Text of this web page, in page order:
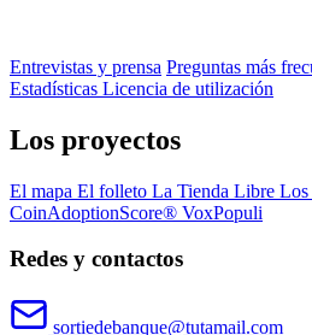
Entrevistas y prensa Preguntas más
Estadísticas Licencia de utilización
Los proyectos
El mapa El folleto La Tienda Libre Los
CoinAdoptionScore® VoxPopuli
Redes y contactos
sortiedebanque@tutamail.com